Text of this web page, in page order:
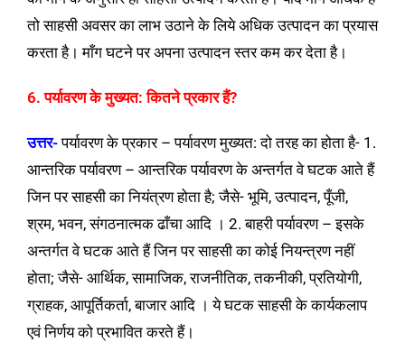
तो साहसी अवसर का लाभ उठाने के लिये अधिक उत्पादन का प्रयास
करता है। माँग घटने पर अपना उत्पादन स्तर कम कर देता है।
6. पर्यावरण के मुख्यत: कितने प्रकार हैं?
उत्तर-पर्यावरण के प्रकार – पर्यावरण मुख्यत: दो तरह का होता है- 1.
आन्तरिक पर्यावरण – आन्तरिक पर्यावरण के अन्तर्गत वे घटक आते हैं
जिन पर साहसी का नियंत्रण होता है; जैसे- भूमि, उत्पादन, पूँजी,
श्रम, भवन, संगठनात्मक ढाँचा आदि । 2. बाहरी पर्यावरण – इसके
अन्तर्गत वे घटक आते हैं जिन पर साहसी का कोई नियन्त्रण नहीं
होता; जैसे- आर्थिक, सामाजिक, राजनीतिक, तकनीकी, प्रतियोगी,
ग्राहक, आपूर्तिकर्ता, बाजार आदि । ये घटक साहसी के कार्यकलाप
एवं निर्णय को प्रभावित करते हैं।